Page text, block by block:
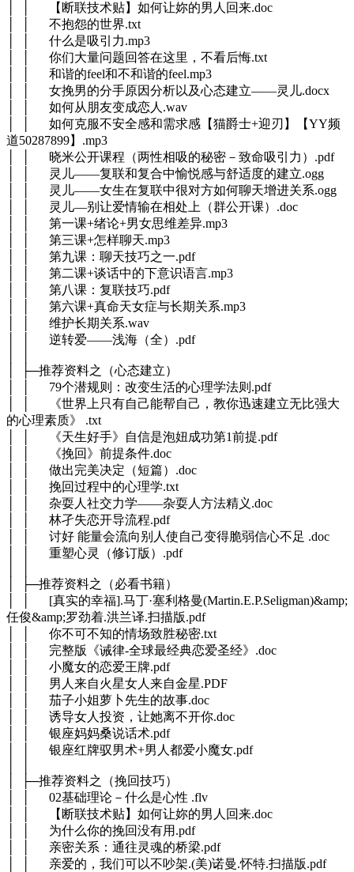
│ │ 【断联技术贴】如何让妳的男人回来.doc
│ │ 不抱怨的世界.txt
│ │ 什么是吸引力.mp3
│ │ 你们大量问题回答在这里，不看后悔.txt
│ │ 和谐的feel和不和谐的feel.mp3
│ │ 女挽男的分手原因分析以及心态建立——灵儿.docx
│ │ 如何从朋友变成恋人.wav
│ │ 如何克服不安全感和需求感【猫爵士+迎刃】【YY频
道50287899】.mp3
│ │ 晓米公开课程（两性相吸的秘密－致命吸引力）.pdf
│ │ 灵儿——复联和复合中愉悦感与舒适度的建立.ogg
│ │ 灵儿——女生在复联中很对方如何聊天增进关系.ogg
│ │ 灵儿—别让爱情输在相处上（群公开课）.doc
│ │ 第一课+绪论+男女思维差异.mp3
│ │ 第三课+怎样聊天.mp3
│ │ 第九课：聊天技巧之一.pdf
│ │ 第二课+谈话中的下意识语言.mp3
│ │ 第八课：复联技巧.pdf
│ │ 第六课+真命天女症与长期关系.mp3
│ │ 维护长期关系.wav
│ │ 逆转爱——浅海（全）.pdf
│ ├─推荐资料之（心态建立）
│ │ 79个潜规则：改变生活的心理学法则.pdf
│ │ 《世界上只有自己能帮自己，教你迅速建立无比强大
的心理素质》 .txt
│ │ 《天生好手》自信是泡妞成功第1前提.pdf
│ │ 《挽回》前提条件.doc
│ │ 做出完美决定（短篇）.doc
│ │ 挽回过程中的心理学.txt
│ │ 杂耍人社交力学——杂耍人方法精义.doc
│ │ 林孑失恋开导流程.pdf
│ │ 讨好 能量会流向别人使自己变得脆弱信心不足 .doc
│ │ 重塑心灵（修订版）.pdf
│ ├─推荐资料之（必看书籍）
│ │ [真实的幸福].马丁·塞利格曼(Martin.E.P.Seligman)&amp;
任俊&amp;罗劲着.洪兰译.扫描版.pdf
│ │ 你不可不知的情场致胜秘密.txt
│ │ 完整版《诫律-全球最经典恋爱圣经》.doc
│ │ 小魔女的恋爱王牌.pdf
│ │ 男人来自火星女人来自金星.PDF
│ │ 茄子小姐萝卜先生的故事.doc
│ │ 诱导女人投资，让她离不开你.doc
│ │ 银座妈妈桑说话术.pdf
│ │ 银座红牌驭男术+男人都爱小魔女.pdf
│ ├─推荐资料之（挽回技巧）
│ │ 02基础理论－什么是心性 .flv
│ │ 【断联技术贴】如何让妳的男人回来.doc
│ │ 为什么你的挽回没有用.pdf
│ │ 亲密关系：通往灵魂的桥梁.pdf
│ │ 亲爱的，我们可以不吵架.(美)诺曼.怀特.扫描版.pdf